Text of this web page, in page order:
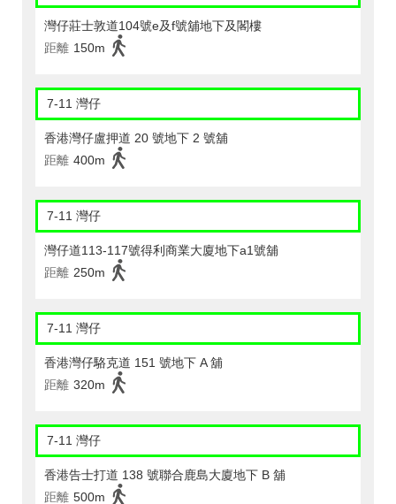
灣仔莊士敦道104號e及f號舖地下及閣樓
距離 150m
7-11 灣仔
香港灣仔盧押道 20 號地下 2 號舖
距離 400m
7-11 灣仔
灣仔道113-117號得利商業大廈地下a1號舖
距離 250m
7-11 灣仔
香港灣仔駱克道 151 號地下 A 舖
距離 320m
7-11 灣仔
香港告士打道 138 號聯合鹿島大廈地下 B 舖
距離 500m